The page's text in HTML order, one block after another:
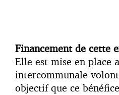
Financement de cette
Elle est mise en place
intercommunale
objectif que ce